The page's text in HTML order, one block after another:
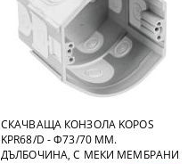
СКАЧВАЩА КОНЗОЛА KOPOS
KPR68/D - Ф73/70 ММ.
ДЪЛБОЧИНА, С МЕКИ МЕМБРАНИ